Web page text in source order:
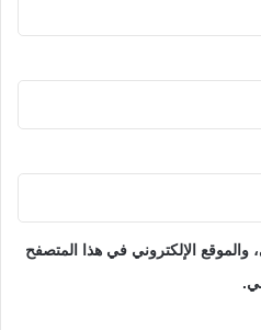
والموقع الإلكتروني في هذا المتصفح